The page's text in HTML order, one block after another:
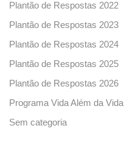
Plantão de Respostas 2022
Plantão de Respostas 2023
Plantão de Respostas 2024
Plantão de Respostas 2025
Plantão de Respostas 2026
Programa Vida Além da Vida
Sem categoria